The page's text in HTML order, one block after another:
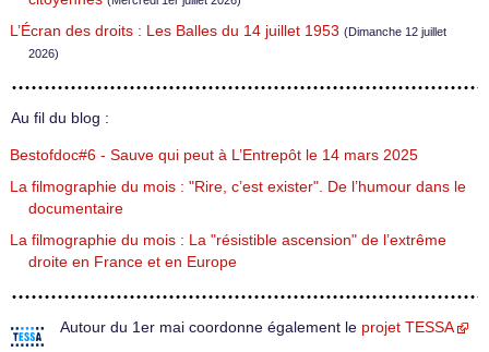
L’Écran des droits : Les Balles du 14 juillet 1953 (Dimanche 12 juillet
2026)
Au fil du blog :
Bestofdoc#6 - Sauve qui peut à L’Entrepôt le 14 mars 2025
La filmographie du mois : "Rire, c’est exister". De l’humour dans le
documentaire
La filmographie du mois : La "résistible ascension" de l’extrême
droite en France et en Europe
Autour du 1er mai coordonne également le projet TESSA